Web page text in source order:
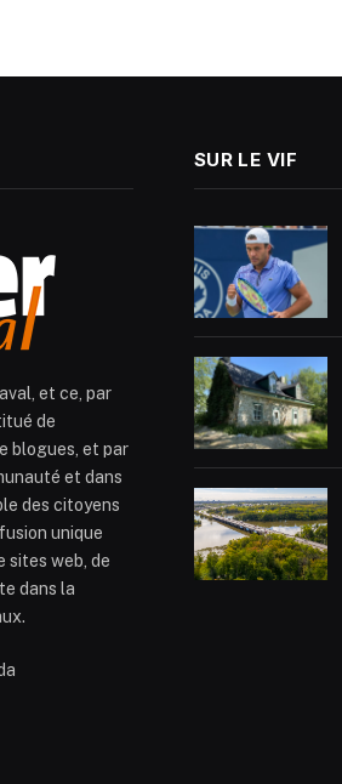
et ce, par
de
blogues, et par
et dans
des citoyens
unique
sites web, de
dans la
SUR LE VIF